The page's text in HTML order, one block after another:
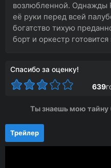
возлюбленной. Однажды
её руки перед всей
богатство тихую
борт и оркестр
Спасибо за оценку!
639
Ты знаешь мою тайну
Трейлер